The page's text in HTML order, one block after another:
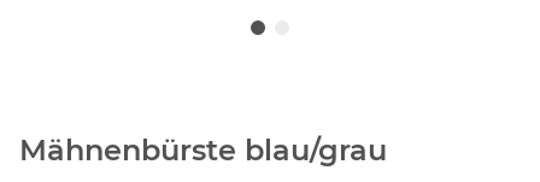
Mähnenbürste blau/grau